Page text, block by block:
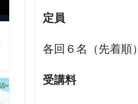
定員
各回６名（先着順）
受講料